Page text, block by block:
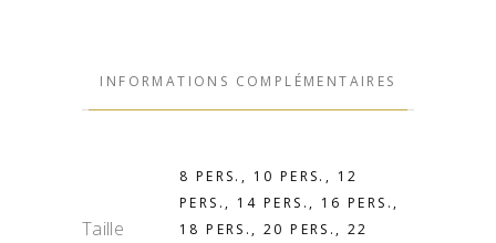
INFORMATIONS COMPLÉMENTAIRES
Taille
8 PERS., 10 PERS., 12
PERS., 14 PERS., 16 PERS.,
18 PERS., 20 PERS., 22